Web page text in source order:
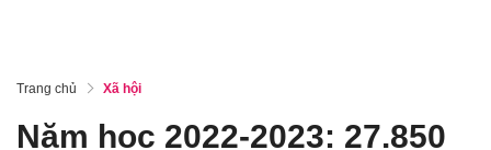
Trang chủ Xã hội
Năm học 2022-2023: 27.850